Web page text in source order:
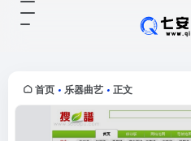
首页 • 乐器曲艺 • 正文
谱，电子琴谱，手风琴谱，二胡谱，
笛萧谱，萨克斯谱，古筝谱，总谱，
其他曲谱。